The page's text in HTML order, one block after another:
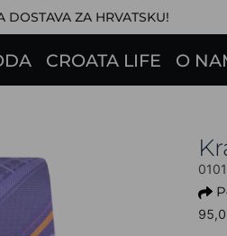
DOSTAVA ZA HRVATSKU!
CROATA LIFE O